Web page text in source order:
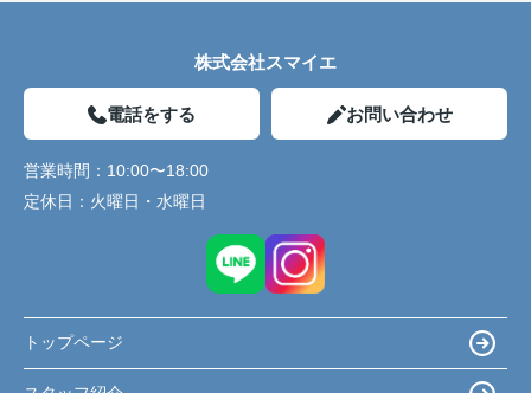
株式会社スマイエ
電話をする お問い合わせ
営業時間： 10:00〜18:00
定休日： 火曜日・水曜日
トップページ